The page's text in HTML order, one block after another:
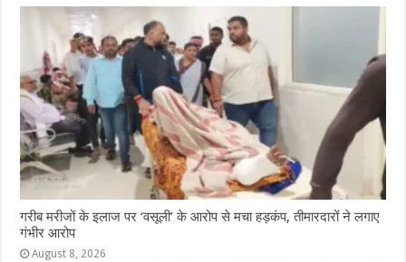
गरीब मरीजों के इलाज पर ‘वसूली’ के आरोप से मचा हड़कंप, तीमारदारों ने लगाए
गंभीर आरोप
August 8, 2026